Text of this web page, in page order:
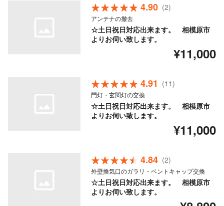
4.90 (2)
アンテナの撤去
☆土日祝日対応出来ます。 相模原市
よりお伺い致します。
¥11,000
4.91 (11)
門灯・玄関灯の交換
☆土日祝日対応出来ます。 相模原市
よりお伺い致します。
¥11,000
4.84 (2)
外壁換気口のガラリ・ベントキャップ交換
☆土日祝日対応出来ます。 相模原市
よりお伺い致します。